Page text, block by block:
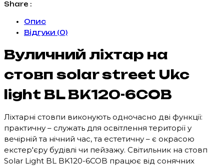
стовп
street
Ukc
BL
6COB
кількість
Share :
Опис
Відгуки (0)
Вуличний ліхтар на
стовп solar street Ukc
light BL BK120-6COB
Ліхтарні стовпи виконують одночасно дві функції:
практичну – служать для освітлення території у
вечірній та нічний час, та естетичну – є окрасою
екстер'єру будівлі чи пейзажу. Світильник на стовп
Solar Light BL BK120-6COB працює від сонячних